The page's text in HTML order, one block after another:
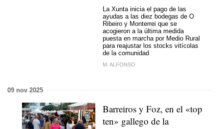
La Xunta inicia el pago de las
ayudas a las diez bodegas de O
Ribeiro y Monterrei que se
acogieron a la última medida
puesta en marcha por Medio Rural
para reajustar los stocks vitícolas
de la comunidad
M. ALFONSO
09 nov 2025
Barreiros y Foz, en el «top
ten» gallego de la